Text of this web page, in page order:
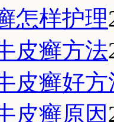
怎样护理
皮癣方法
皮癣好方
皮癣原因